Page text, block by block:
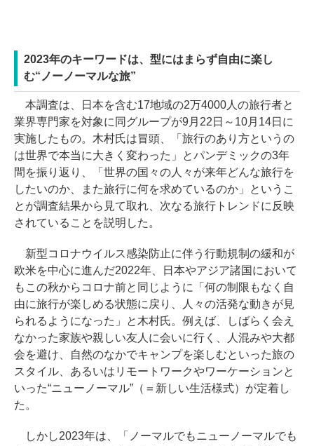
2023年のキーワードは、型にはまらず自由に楽し
む“ノーノーマルな旅”
本調査は、日本を含む17地域の2万4000人の旅行者と
業界専門家を対象に同グループが9月22日～10月14日に
実施したもの。木村氏は冒頭、「旅行のあり方というの
は世界で本当に大きく変わった」とパンデミックの3年
間を振り返り、「世界の国々の人々が来年どんな旅行を
したいのか、また旅行に何を求めているのか」というこ
とが調査結果から見て取れ、次なる旅行トレンドに反映
されていることを説明した。
新型コロナウイルス感染防止に伴う行動規制の緩和が
欧米を中心に進んだ2022年、日本やアジア諸国において
もこの秋からコロナ前と同じように「何の制限もなく自
由に旅行が楽しめる状態に戻り、人々の活発な動きが見
られるようになった」と木村氏。例えば、しばらく会え
なかった家族や親しい友人に会いに行く、人混みや大都
会を避け、自然のなかでキャンプを楽しむといった旅の
スタイル、あるいはリモートワークやワーケーションと
いった“ニューノーマル”（＝新しい生活様式）が定着し
た。
しかし2023年は、「ノーマルでもニューノーマルでも